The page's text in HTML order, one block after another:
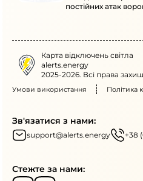
постійних атак
Карта відключень світла
alerts.energy
2025-2026. Всі права
Умови використання Політика
Зв'язатися з нами:
support@alerts.energy +38
Стежте за нами: